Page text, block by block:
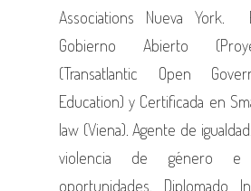
Associations Nueva York.
Gobierno Abierto
(Transatlantic Open
Education) y Certificada en
law (Viena). Agente de
violencia de género e
oportunidades. Diplomado